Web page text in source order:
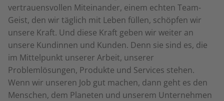
vertrauensvollen Miteinander, einem echten Team-
Geist, den wir täglich mit Leben füllen, schöpfen wir
unsere Kraft. Und diese Kraft geben wir weiter an
unsere Kundinnen und Kunden. Denn sie sind es, die
im Mittelpunkt unserer Arbeit, unserer
Problemlösungen, Produkte und Services stehen.
Wenn wir unseren Job gut machen, dann geht es den
Menschen, dem Planeten und unserem Unternehmen